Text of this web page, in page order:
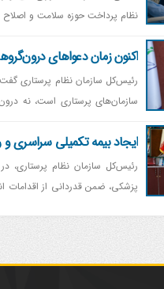
نظام پرداخت حوزه سلامت و
اکنون زمان دعواهای
رئیس‌کل سازمان نظام پرستاری
سازمان‌های پرستاری است، نه
ایجاد بیمه تکمیلی سراسری و
رئیس‌کل سازمان نظام پرستاری،
پزشکی، ضمن قدردانی از اقدامات